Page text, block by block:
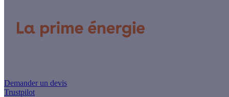
Demander un devis
Trustpilot